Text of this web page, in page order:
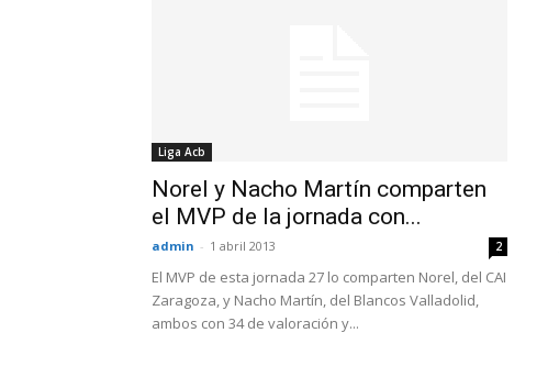
Liga Acb
Norel y Nacho Martín comparten
el MVP de la jornada con...
admin - 1 abril 2013 2
El MVP de esta jornada 27 lo comparten Norel, del CAI
Zaragoza, y Nacho Martín, del Blancos Valladolid,
ambos con 34 de valoración y...